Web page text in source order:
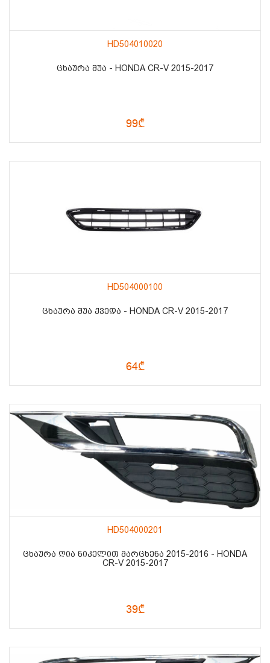
HD504010020
ᲪᲮᲐᲣᲠᲐ ᲨᲣᲐ - HONDA CR-V 2015-2017
99₾
HD504000100
ᲪᲮᲐᲣᲠᲐ ᲨᲣᲐ ᲥᲕᲔᲓᲐ - HONDA CR-V 2015-2017
64₾
HD504000201
ᲪᲮᲐᲣᲠᲐ ᲦᲘᲐ ᲜᲘᲙᲔᲚᲘᲗ ᲛᲐᲠᲪᲮᲔᲜᲐ 2015-2016 - HONDA
CR-V 2015-2017
39₾